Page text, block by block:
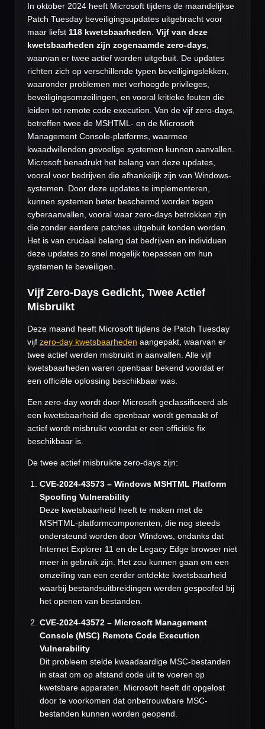
In oktober 2024 heeft Microsoft tijdens de maandelijkse
Patch Tuesday beveiligingsupdates uitgebracht voor
maar liefst 118 kwetsbaarheden Vijf van deze
kwetsbaarheden zijn zogenaamde zero-days
waarvan er twee actief worden uitgebuit. De updates
richten zich op verschillende typen beveiligingslekken,
waaronder problemen met verhoogde privileges,
beveiligingsomzeilingen, en vooral kritieke fouten die
leiden tot remote code execution. Van de vijf zero-days,
betreffen twee de MSHTML- en de Microsoft
Management Console-platforms, waarmee
kwaadwillenden gevoelige systemen kunnen aanvallen.
Microsoft benadrukt het belang van deze updates,
vooral voor bedrijven die afhankelijk zijn van Windows-
systemen. Door deze updates te implementeren,
kunnen systemen beter beschermd worden tegen
cyberaanvallen, vooral waar zero-days betrokken zijn
die zonder eerdere patches uitgebuit konden worden.
Het is van cruciaal belang dat bedrijven en individuen
deze updates zo snel mogelijk toepassen om hun
systemen te beveiligen.
Vijf Zero-Days Gedicht, Twee Actief
Misbruikt
Deze maand heeft Microsoft tijdens de Patch Tuesday
vijf zero-day kwetsbaarheden aangepakt, waarvan er
twee actief werden misbruikt in aanvallen. Alle vijf
kwetsbaarheden waren openbaar bekend voordat er
een officiële oplossing beschikbaar was.
Een zero-day wordt door Microsoft geclassificeerd als
een kwetsbaarheid die openbaar wordt gemaakt of
actief wordt misbruikt voordat er een officiële fix
beschikbaar is.
De twee actief misbruikte zero-days zijn:
CVE-2024-43573 – Windows MSHTML Platform
Spoofing Vulnerability
Deze kwetsbaarheid heeft te maken met de
MSHTML-platformcomponenten, die nog steeds
ondersteund worden door Windows, ondanks dat
Internet Explorer 11 en de Legacy Edge browser niet
meer in gebruik zijn. Het zou kunnen gaan om een
omzeiling van een eerder ontdekte kwetsbaarheid
waarbij bestandsuitbreidingen werden gespoofed bij
het openen van bestanden.
CVE-2024-43572 – Microsoft Management
Console (MSC) Remote Code Execution
Vulnerability
Dit probleem stelde kwaadaardige MSC-bestanden
in staat om op afstand code uit te voeren op
kwetsbare apparaten. Microsoft heeft dit opgelost
door te voorkomen dat onbetrouwbare MSC-
bestanden kunnen worden geopend.